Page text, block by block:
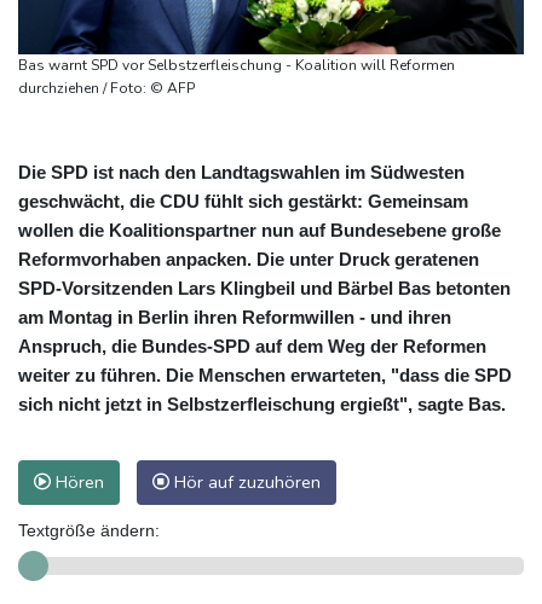
Bas warnt SPD vor Selbstzerfleischung - Koalition will Reformen
durchziehen / Foto: © AFP
Die SPD ist nach den Landtagswahlen im Südwesten
geschwächt, die CDU fühlt sich gestärkt: Gemeinsam
wollen die Koalitionspartner nun auf Bundesebene große
Reformvorhaben anpacken. Die unter Druck geratenen
SPD-Vorsitzenden Lars Klingbeil und Bärbel Bas betonten
am Montag in Berlin ihren Reformwillen - und ihren
Anspruch, die Bundes-SPD auf dem Weg der Reformen
weiter zu führen. Die Menschen erwarteten, "dass die SPD
sich nicht jetzt in Selbstzerfleischung ergießt", sagte Bas.
Hören Hör auf zuzuhören
Textgröße ändern: